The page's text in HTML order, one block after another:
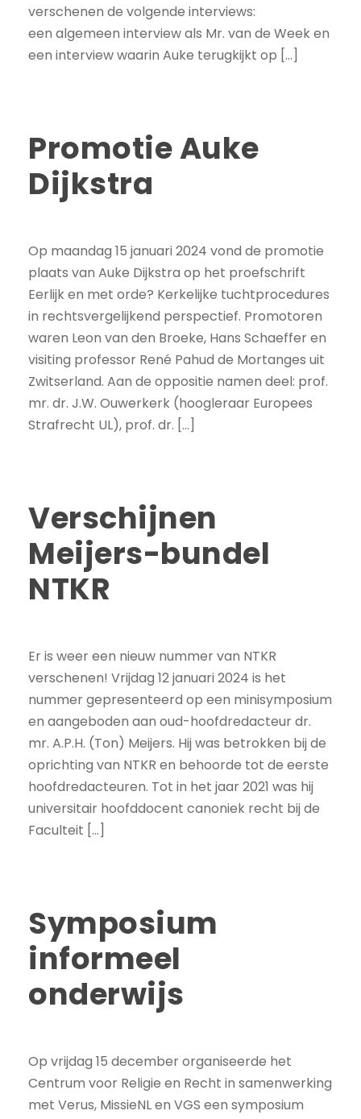
verschenen de volgende interviews:
een algemeen interview als Mr. van de Week en
een interview waarin Auke terugkijkt op […]
Promotie Auke
Dijkstra
Op maandag 15 januari 2024 vond de promotie
plaats van Auke Dijkstra op het proefschrift
Eerlijk en met orde? Kerkelijke tuchtprocedures
in rechtsvergelijkend perspectief. Promotoren
waren Leon van den Broeke, Hans Schaeffer en
visiting professor René Pahud de Mortanges uit
Zwitserland. Aan de oppositie namen deel: prof.
mr. dr. J.W. Ouwerkerk (hoogleraar Europees
Strafrecht UL), prof. dr. […]
Verschijnen
Meijers-bundel
NTKR
Er is weer een nieuw nummer van NTKR
verschenen! Vrijdag 12 januari 2024 is het
nummer gepresenteerd op een minisymposium
en aangeboden aan oud-hoofdredacteur dr.
mr. A.P.H. (Ton) Meijers. Hij was betrokken bij de
oprichting van NTKR en behoorde tot de eerste
hoofdredacteuren. Tot in het jaar 2021 was hij
universitair hoofddocent canoniek recht bij de
Faculteit […]
Symposium
informeel
onderwijs
Op vrijdag 15 december organiseerde het
Centrum voor Religie en Recht in samenwerking
met Verus, MissieNL en VGS een symposium